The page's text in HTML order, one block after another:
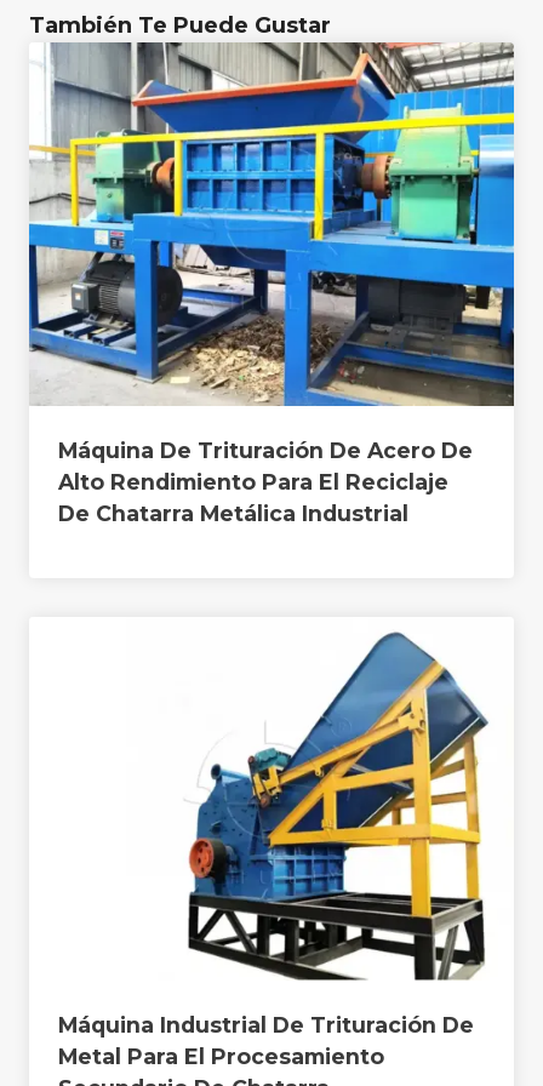
También Te Puede Gustar
Máquina De Trituración De Acero De
Alto Rendimiento Para El Reciclaje
De Chatarra Metálica Industrial
Máquina Industrial De Trituración De
Metal Para El Procesamiento